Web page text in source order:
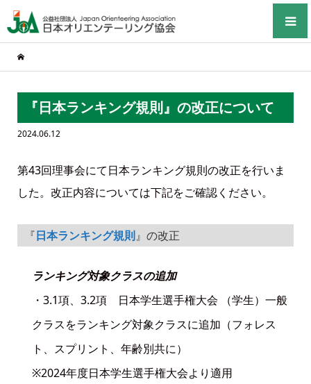
『日本ランキング規則』の改正について
2024.06.12
第43回理事会にて日本ランキング規則の改正を行いま
した。改正内容については下記をご確認ください。
『日本ランキング規則』の改正
ランキング対象クラスの追加
・3.1項、3.2項 日本学生選手権大会 （学生）一般
クラスをランキング対象クラスに追加（フォレス
ト、スプリント、年齢別共に）
※2024年度日本学生選手権大会より適用